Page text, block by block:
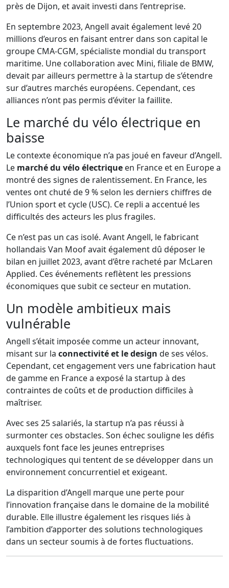
près de Dijon, et avait investi dans l’entreprise.
En septembre 2023, Angell avait également levé 20
millions d’euros en faisant entrer dans son capital le
groupe CMA-CGM, spécialiste mondial du transport
maritime. Une collaboration avec Mini, filiale de BMW,
devait par ailleurs permettre à la startup de s’étendre
sur d’autres marchés européens. Cependant, ces
alliances n’ont pas permis d’éviter la faillite.
Le marché du vélo électrique en
baisse
Le contexte économique n’a pas joué en faveur d’Angell.
Le marché du vélo électrique en France et en Europe a
montré des signes de ralentissement. En France, les
ventes ont chuté de 9 % selon les derniers chiffres de
l’Union sport et cycle (USC). Ce repli a accentué les
difficultés des acteurs les plus fragiles.
Ce n’est pas un cas isolé. Avant Angell, le fabricant
hollandais Van Moof avait également dû déposer le
bilan en juillet 2023, avant d’être racheté par McLaren
Applied. Ces événements reflètent les pressions
économiques que subit ce secteur en mutation.
Un modèle ambitieux mais
vulnérable
Angell s’était imposée comme un acteur innovant,
misant sur la connectivité et le design de ses vélos.
Cependant, cet engagement vers une fabrication haut
de gamme en France a exposé la startup à des
contraintes de coûts et de production difficiles à
maîtriser.
Avec ses 25 salariés, la startup n’a pas réussi à
surmonter ces obstacles. Son échec souligne les défis
auxquels font face les jeunes entreprises
technologiques qui tentent de se développer dans un
environnement concurrentiel et exigeant.
La disparition d’Angell marque une perte pour
l’innovation française dans le domaine de la mobilité
durable. Elle illustre également les risques liés à
l’ambition d’apporter des solutions technologiques
dans un secteur soumis à de fortes fluctuations.